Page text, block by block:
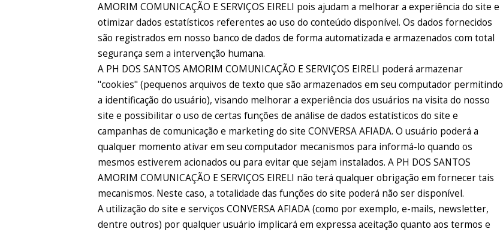
AMORIM COMUNICAÇÃO E SERVIÇOS EIRELI pois ajudam a melhorar a experiência do site e
otimizar dados estatísticos referentes ao uso do conteúdo disponível. Os dados fornecidos
são registrados em nosso banco de dados de forma automatizada e armazenados com total
segurança sem a intervenção humana.
A PH DOS SANTOS AMORIM COMUNICAÇÃO E SERVIÇOS EIRELI poderá armazenar
"cookies" (pequenos arquivos de texto que são armazenados em seu computador permitindo
a identificação do usuário), visando melhorar a experiência dos usuários na visita do nosso
site e possibilitar o uso de certas funções de análise de dados estatísticos do site e
campanhas de comunicação e marketing do site CONVERSA AFIADA. O usuário poderá a
qualquer momento ativar em seu computador mecanismos para informá-lo quando os
mesmos estiverem acionados ou para evitar que sejam instalados. A PH DOS SANTOS
AMORIM COMUNICAÇÃO E SERVIÇOS EIRELI não terá qualquer obrigação em fornecer tais
mecanismos. Neste caso, a totalidade das funções do site poderá não ser disponível.
A utilização do site e serviços CONVERSA AFIADA (como por exemplo, e-mails, newsletter,
dentre outros) por qualquer usuário implicará em expressa aceitação quanto aos termos e